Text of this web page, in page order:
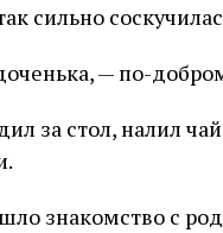
сильно
— по-
за стол, налил
знакомство с